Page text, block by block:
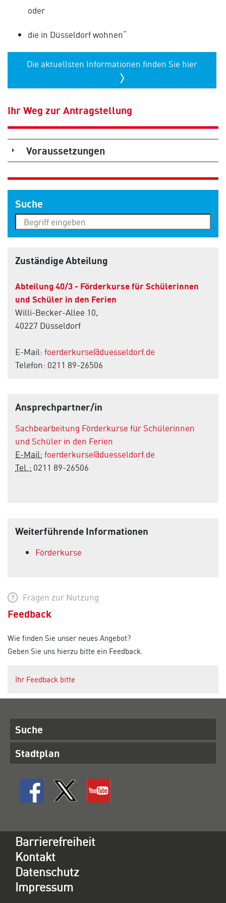
oder
die in Düsseldorf wohnen“
Die aktuellsten Informationen finden Sie hier
Ihr Weg zur Antragstellung
Voraussetzungen
Suche
Zuständige Abteilung
Abteilung 40/3 - Förderkurse für Schülerinnen
und Schüler in den Ferien
Willi-Becker-Allee 10,
40227 Düsseldorf
E-Mail: foerderkurse@duesseldorf.de
Telefon: 0211 89-26506
Ansprechpartner/in
Sachbearbeitung Förderkurse für Schülerinnen
und Schüler in den Ferien
E-Mail: foerderkurse@duesseldorf.de
Tel.: 0211 89-26506
Weiterführende Informationen
Förderkurse
Fragen zur Nutzung
Feedback
Wie finden Sie unser neues Angebot?
Geben Sie uns hierzu bitte ein Feedback.
Ihr Feedback bitte
Suche
Stadtplan
Barrierefreiheit
Kontakt
Datenschutz
Impressum